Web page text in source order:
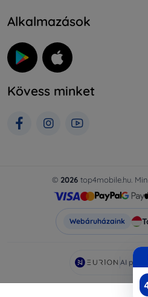
Alkalmazások
Kövess minket
© 2026 top4mobile.hu.
Webáruházaink
AI